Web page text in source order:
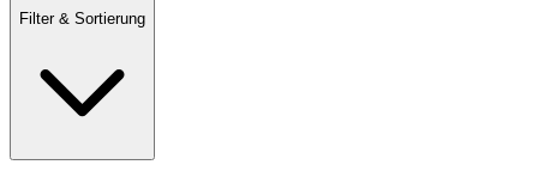
Filter & Sortierung